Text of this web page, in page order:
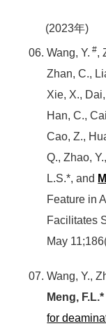
(2023年)
Wang, Y. #,
Zhan, C.,
Xie, X.,
Han, C.,
Cao, Z.,
Q., Zhao,
L.S.*, and
Feature in
Facilitates
May
Wang, Y.,
Meng, F.L.*
for